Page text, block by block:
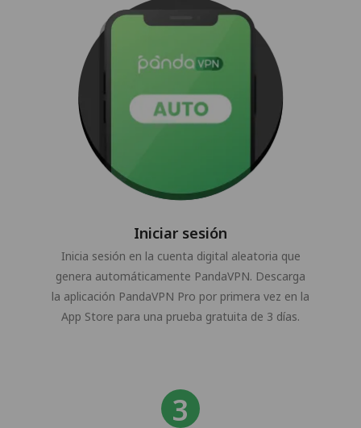
Iniciar sesión
Inicia sesión en la cuenta digital aleatoria que
genera automáticamente PandaVPN. Descarga
la aplicación PandaVPN Pro por primera vez en la
App Store para una prueba gratuita de 3 días.